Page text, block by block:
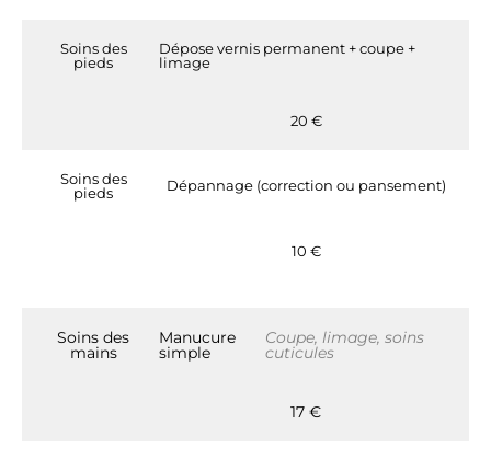
Soins des
pieds
Dépose vernis permanent + coupe +
limage
20 €
Soins des
pieds
Dépannage (correction ou pansement)
10 €
Soins des
mains
Manucure
simple
Coupe, limage, soins
cuticules
17 €